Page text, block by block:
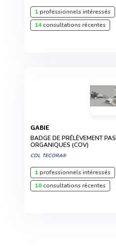
1professionnels intéressés
14consultations récentes
GABIE
BADGE DE PRÉLÈVEMENT
ORGANIQUES (COV)
CDL TECORA®
1professionnels intéressés
10consultations récentes